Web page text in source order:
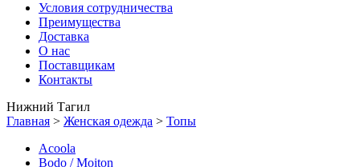
Условия сотрудничества
Преимущества
Доставка
О нас
Поставщикам
Контакты
Нижний Тагил
Главная > Женская одежда > Топы
Acoola
Bodo / Moiton